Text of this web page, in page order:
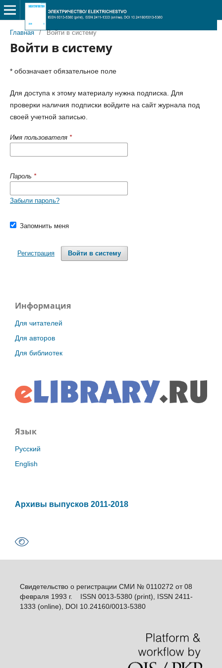
Главная / Войти в систему
Войти в систему
* обозначает обязательное поле
Для доступа к этому материалу нужна подписка. Для
проверки наличия подписки войдите на сайт журнала под
своей учетной записью.
Имя пользователя *
Пароль *
Забыли пароль?
Запомнить меня
Войти в систему
Регистрация
Информация
Для читателей
Для авторов
Для библиотек
Язык
Русский
English
Архивы выпусков 2011-2018
Свидетельство о регистрации СМИ № 0110272 от 08
февраля 1993 г. ISSN 0013-5380 (print), ISSN 2411-
1333 (online), DOI 10.24160/0013-5380